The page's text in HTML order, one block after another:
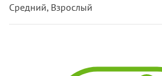
Средний, Взрослый